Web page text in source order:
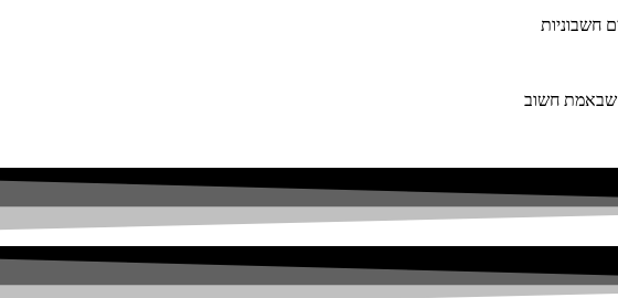
חשבוניות
שבאמת חשוב